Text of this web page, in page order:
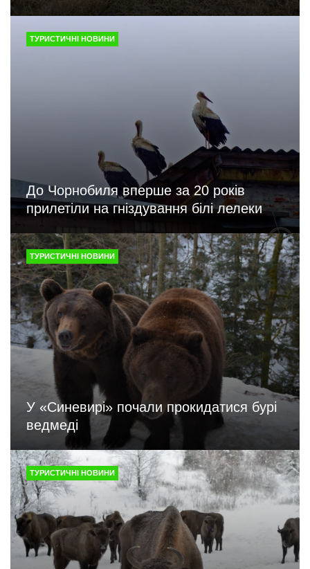
ТУРИСТИЧНІ НОВИНИ
До Чорнобиля вперше за 20 років
прилетіли на гніздування білі лелеки
ТУРИСТИЧНІ НОВИНИ
У «Синевирі» почали прокидатися бурі
ведмеді
ТУРИСТИЧНІ НОВИНИ